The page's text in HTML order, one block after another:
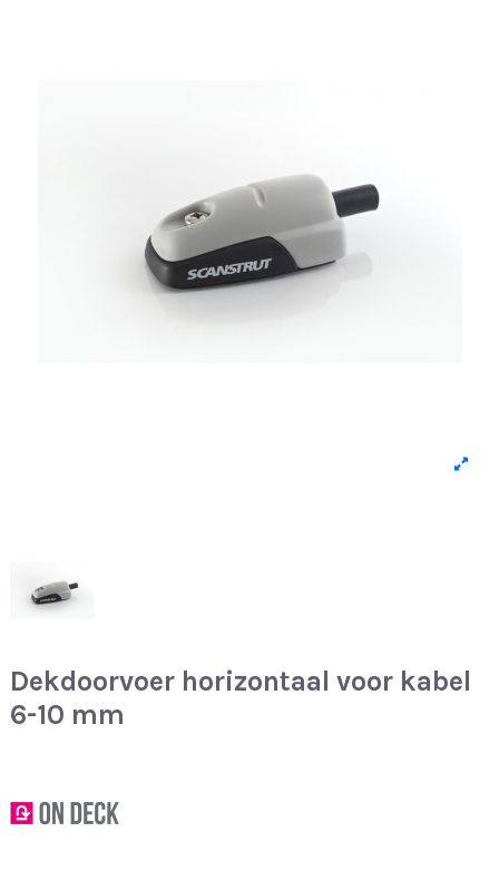
Dekdoorvoer horizontaal voor kabel
6-10 mm